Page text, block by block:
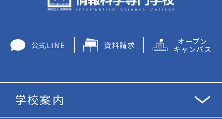
公式LINE 資料請求 オープン
キャンパス
学校案内